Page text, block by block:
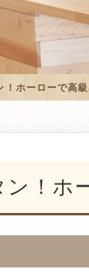
！ホーローで高
！ホ